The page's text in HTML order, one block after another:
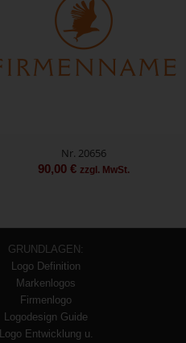
Nr. 20656
90,00 € zzgl. MwSt.
GRUNDLAGEN:
Logo Definition
Markenlogos
Firmenlogo
Logodesign Guide
Logo Entwicklung u.